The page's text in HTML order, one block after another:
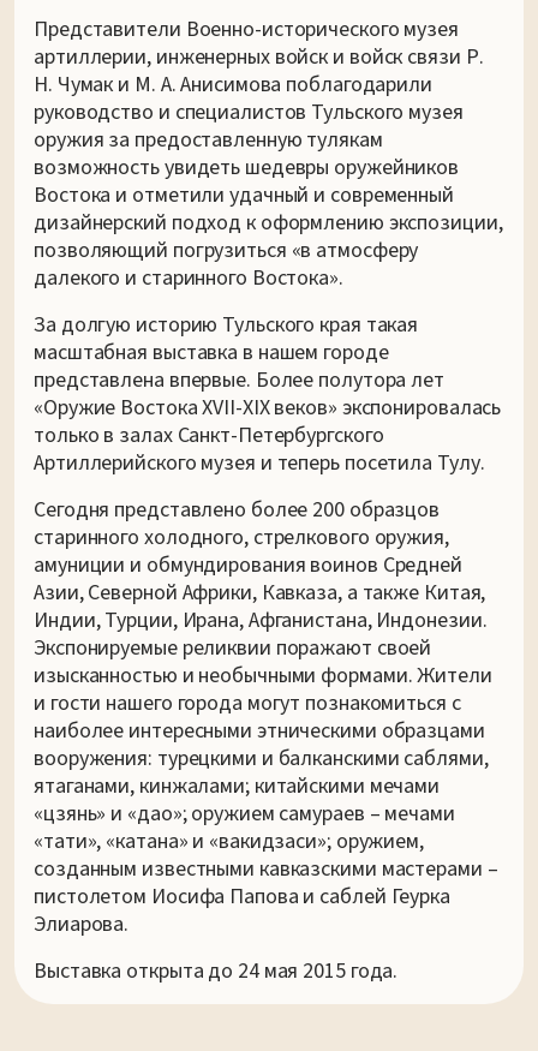
Представители Военно-исторического музея
артиллерии, инженерных войск и войск связи Р.
Н. Чумак и М. А. Анисимова поблагодарили
руководство и специалистов Тульского музея
оружия за предоставленную тулякам
возможность увидеть шедевры оружейников
Востока и отметили удачный и современный
дизайнерский подход к оформлению экспозиции,
позволяющий погрузиться «в атмосферу
далекого и старинного Востока».
За долгую историю Тульского края такая
масштабная выставка в нашем городе
представлена впервые. Более полутора лет
«Оружие Востока XVII-XIX веков» экспонировалась
только в залах Санкт-Петербургского
Артиллерийского музея и теперь посетила Тулу.
Сегодня представлено более 200 образцов
старинного холодного, стрелкового оружия,
амуниции и обмундирования воинов Средней
Азии, Северной Африки, Кавказа, а также Китая,
Индии, Турции, Ирана, Афганистана, Индонезии.
Экспонируемые реликвии поражают своей
изысканностью и необычными формами. Жители
и гости нашего города могут познакомиться с
наиболее интересными этническими образцами
вооружения: турецкими и балканскими саблями,
ятаганами, кинжалами; китайскими мечами
«цзянь» и «дао»; оружием самураев – мечами
«тати», «катана» и «вакидзаси»; оружием,
созданным известными кавказскими мастерами –
пистолетом Иосифа Папова и саблей Геурка
Элиарова.
Выставка открыта до 24 мая 2015 года.